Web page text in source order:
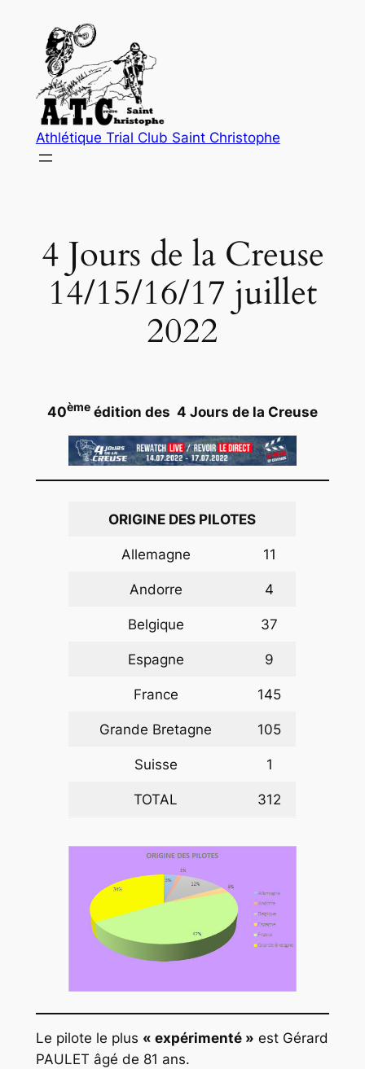
contenu
Athlétique Trial Club Saint Christophe
4 Jours de la Creuse
14/15/16/17 juillet
2022
40ème édition des 4 Jours de la Creuse
ORIGINE DES PILOTES
Allemagne 11
Andorre 4
Belgique 37
Espagne 9
France 145
Grande Bretagne 105
Suisse 1
TOTAL 312
Le pilote le plus « expérimenté » est Gérard
PAULET âgé de 81 ans.